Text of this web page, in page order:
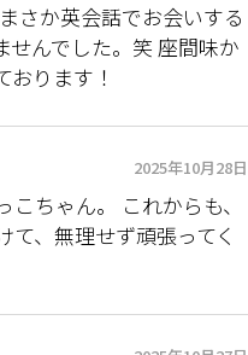
さか英会話でお会いする
せんでした。笑 座間味か
おります！
2025年10月28日
こちゃん。 これからも、
て、無理せず頑張ってく